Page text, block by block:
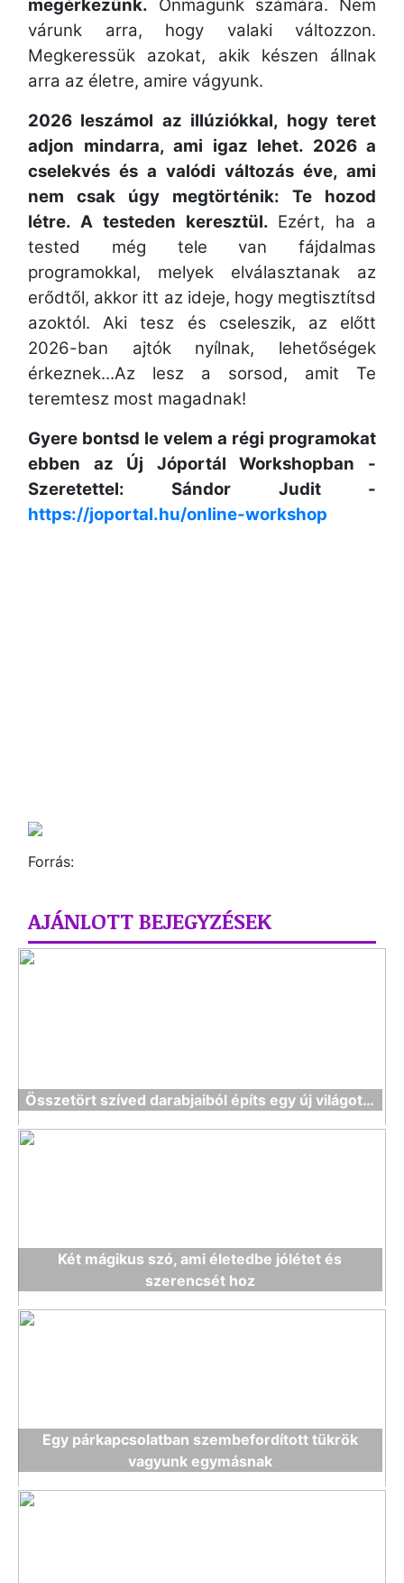
megérkezünk. Önmagunk számára. Nem
várunk arra, hogy valaki változzon.
Megkeressük azokat, akik készen állnak
arra az életre, amire vágyunk.
2026 leszámol az illúziókkal, hogy teret
adjon mindarra, ami igaz lehet. 2026 a
cselekvés és a valódi változás éve, ami
nem csak úgy megtörténik: Te hozod
létre. A testeden keresztül. Ezért, ha a
tested még tele van fájdalmas
programokkal, melyek elválasztanak az
erődtől, akkor itt az ideje, hogy megtisztítsd
azoktól. Aki tesz és cseleszik, az előtt
2026-ban ajtók nyílnak, lehetőségek
érkeznek...Az lesz a sorsod, amit Te
teremtesz most magadnak!
Gyere bontsd le velem a régi programokat
ebben az Új Jóportál Workshopban -
Szeretettel: Sándor Judit -
https://joportal.hu/online-workshop
Forrás:
AJÁNLOTT BEJEGYZÉSEK
Összetört szíved darabjaiból építs egy új világot…
Két mágikus szó, ami életedbe jólétet és
szerencsét hoz
Egy párkapcsolatban szembefordított tükrök
vagyunk egymásnak